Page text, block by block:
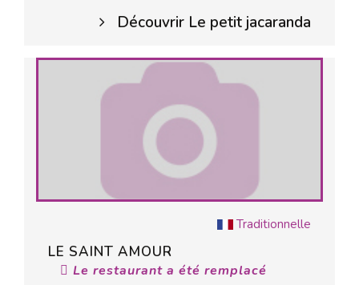
Découvrir Le petit jacaranda
Traditionnelle
LE SAINT AMOUR
Le restaurant a été remplacé